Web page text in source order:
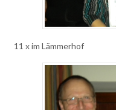
11 x im Lämmerhof